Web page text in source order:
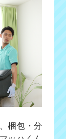
梱包・分